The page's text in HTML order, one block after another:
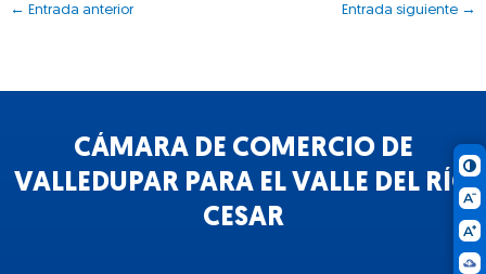
← Entrada anterior Entrada siguiente →
CÁMARA DE COMERCIO DE
VALLEDUPAR PARA EL VALLE DEL RÍO
CESAR